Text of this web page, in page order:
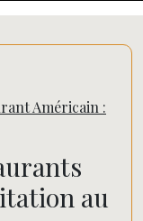
Américain :
au